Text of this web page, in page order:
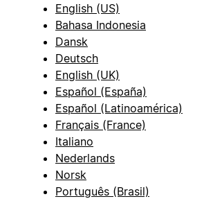
English (US)
Bahasa Indonesia
Dansk
Deutsch
English (UK)
Español (España)
Español (Latinoamérica)
Français (France)
Italiano
Nederlands
Norsk
Português (Brasil)